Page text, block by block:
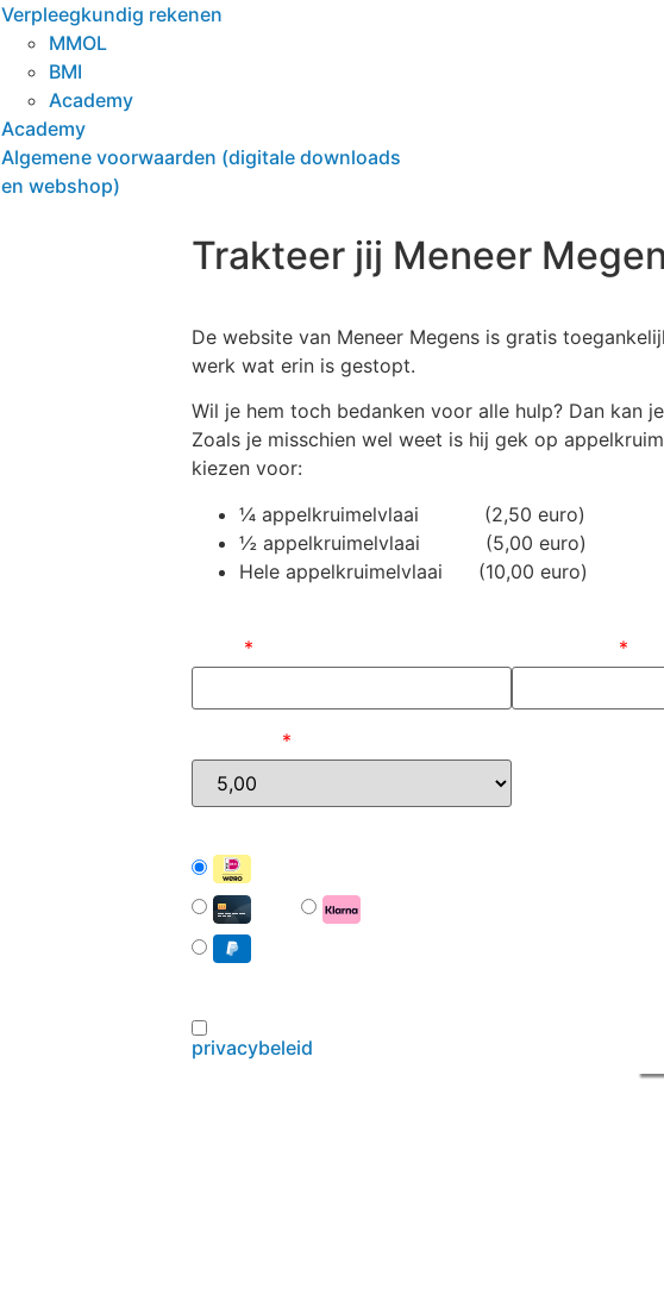
Verpleegkundig rekenen
MMOL
BMI
Academy
Academy
Algemene voorwaarden (digitale downloads
en webshop)
Trakteer jij Meneer
De website van Meneer Megens is gratis
werk wat erin is gestopt.
Wil je hem toch bedanken voor alle hulp? Dan kan
Zoals je misschien wel weet is hij gek op
kiezen voor:
¼ appelkruimelvlaai (2,50 euro)
½ appelkruimelvlaai (5,00 euro)
Hele appelkruimelvlaai (10,00 euro)
* *
*
privacybeleid